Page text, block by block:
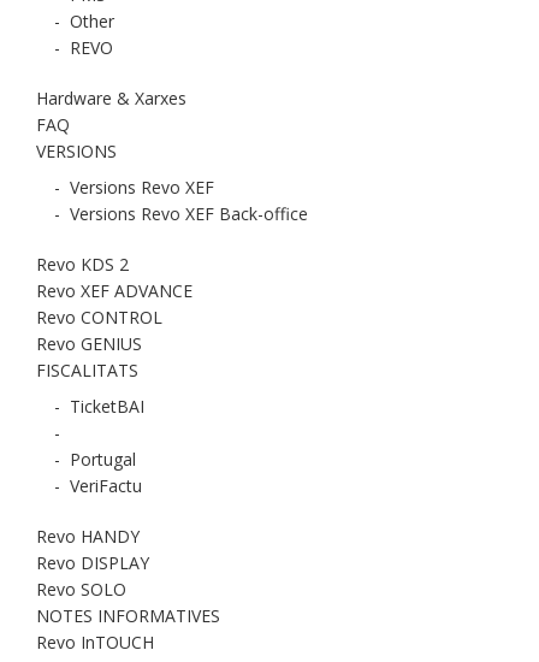
- Other
- REVO
Hardware & Xarxes
FAQ
VERSIONS
- Versions Revo XEF
- Versions Revo XEF Back-office
Revo KDS 2
Revo XEF ADVANCE
Revo CONTROL
Revo GENIUS
FISCALITATS
- TicketBAI
-
- Portugal
- VeriFactu
Revo HANDY
Revo DISPLAY
Revo SOLO
NOTES INFORMATIVES
Revo InTOUCH